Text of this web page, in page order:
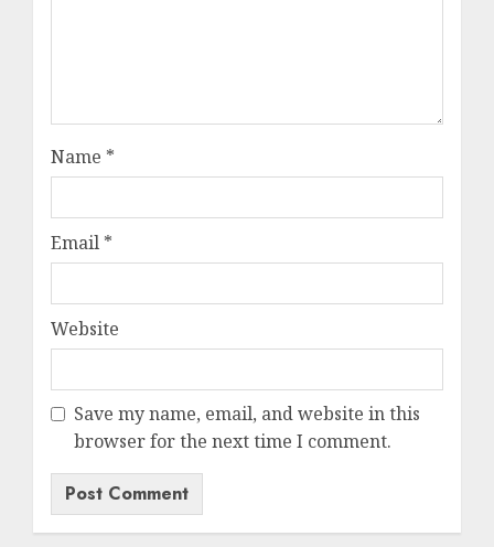
Name *
Email *
Website
Save my name, email, and website in this
browser for the next time I comment.